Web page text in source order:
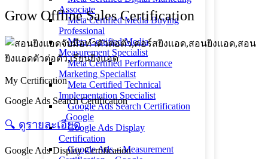
Associate
Meta Certified Media Buying
Professional
Meta Certified Media
Measurement Specialist
Meta Certified Performance
Marketing Specialist
Meta Certified Technical
Implementation Specialist
Google Ads Search Certification
_ Google
Google Ads Display
Certification
Google Ads – Measurement
Grow Offline Sales Certification
My Certification
Google Ads Search Certification
🔍︎ ดูรายละเอียด
Google Ads Display Certification